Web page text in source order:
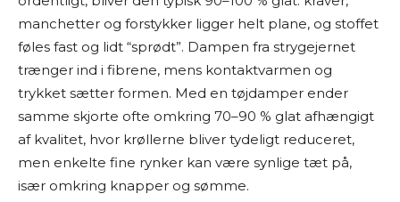
manchetter og forstykker ligger helt plane, og stoffet
føles fast og lidt “sprødt”. Dampen fra strygejernet
trænger ind i fibrene, mens kontaktvarmen og
trykket sætter formen. Med en tøjdamper ender
samme skjorte ofte omkring 70–90 % glat afhængigt
af kvalitet, hvor krøllerne bliver tydeligt reduceret,
men enkelte fine rynker kan være synlige tæt på,
især omkring knapper og sømme.